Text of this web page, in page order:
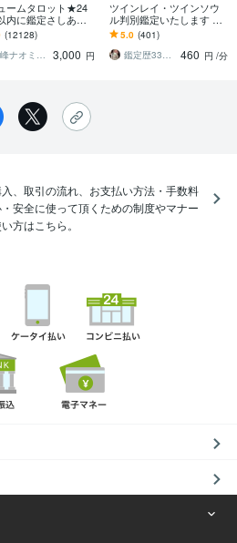
ームタロット★24
内に鑑定さしあげ
文字以上の鑑定
者のみ一部カード
ービスあり
(12128)
高峰ナオミ タロット占い師
3,000 円
ツインレイ・ツインソウ
ル判別鑑定いたします 芸
能人、財界人も御用達。
テレビ、ラジオ出演あり
霊透視を
5.0 (401)
鑑定歴33年のプロ占い師 雷鳥
460 円 /分
、取引の流れ、お支払い方法・手数料
安全に使って頂くための制度やマナー
方はこちら。